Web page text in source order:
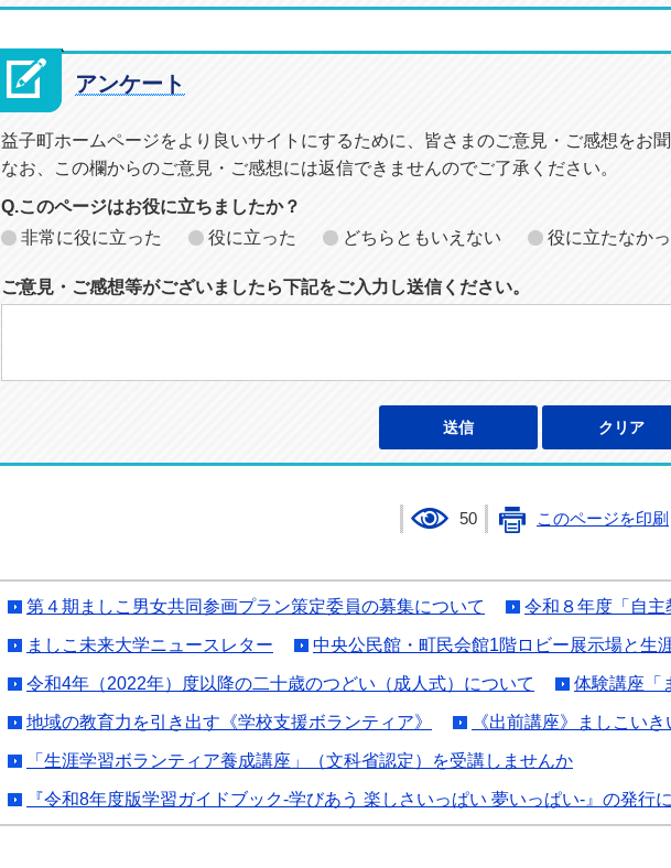
アンケート
益子町ホームページをより良いサイトにするために、皆さまのご意見・ご感想をお
なお、この欄からのご意見・ご感想には返信できませんのでご了承ください。
Q.このページはお役に立ちましたか？
非常に役に立った
役に立った どちらともいえない 役に立たなか
ご意見・ご感想等がございましたら下記をご入力し送信ください。
50 このページを印刷
第４期ましこ男女共同参画プラン策定委員の募集について 令和８年度「自
ましこ未来大学ニュースレター 中央公民館・町民会館1階ロビー展示場と生
令和4年（2022年）度以降の二十歳のつどい（成人式）について 体験講座「
地域の教育力を引き出す《学校支援ボランティア》 《出前講座》ましこい
「生涯学習ボランティア養成講座」（文科省認定）を受講しませんか
『令和8年度版学習ガイドブック-学びあう 楽しさいっぱい 夢いっぱい-』の発行